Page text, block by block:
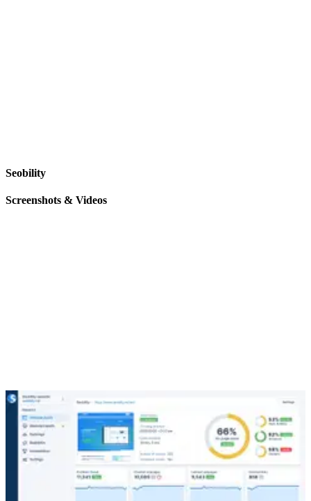
Seobility
Screenshots & Videos